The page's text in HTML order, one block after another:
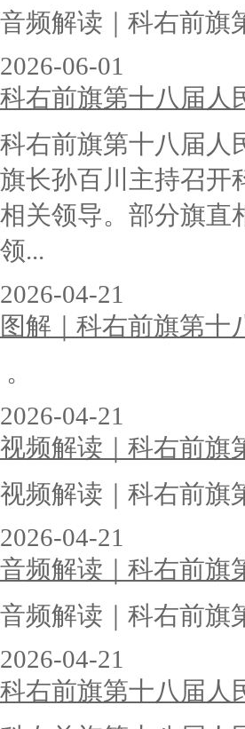
音频解读｜科右前旗
2026-06-01
科右前旗第十八届人
科右前旗第十八届人
旗长孙百川主持召开
相关领导。部分旗直
领...
2026-04-21
图解｜科右前旗第十
。
2026-04-21
视频解读｜科右前旗
视频解读｜科右前旗
2026-04-21
音频解读｜科右前旗
音频解读｜科右前旗
2026-04-21
科右前旗第十八届人